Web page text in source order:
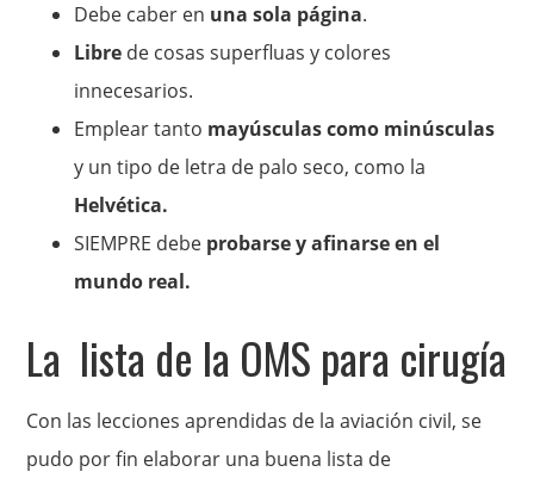
Debe caber en una sola página.
Libre de cosas superfluas y colores
innecesarios.
Emplear tanto mayúsculas como minúsculas
y un tipo de letra de palo seco, como la
Helvética.
SIEMPRE debe probarse y afinarse en el
mundo real.
La lista de la OMS para cirugía
Con las lecciones aprendidas de la aviación civil, se
pudo por fin elaborar una buena lista de